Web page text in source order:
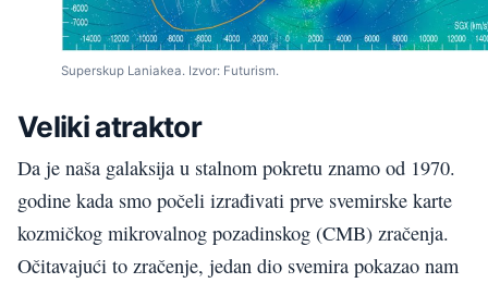
Superskup Laniakea. Izvor: Futurism.
Veliki atraktor
Da je naša galaksija u stalnom pokretu znamo od 1970.
godine kada smo počeli izrađivati prve svemirske karte
kozmičkog mikrovalnog pozadinskog (CMB) zračenja.
Očitavajući to zračenje, jedan dio svemira pokazao nam